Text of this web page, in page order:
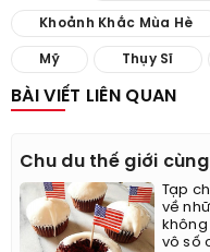
Khoảnh Khắc Mùa Hè
Mỹ Thụy Sĩ
BÀI VIẾT LIÊN QUAN
Chu du thế giới
Tạp
về
vô số